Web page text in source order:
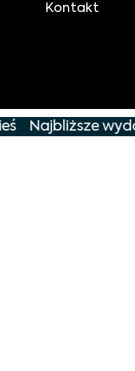
Kontakt
Najbliższe